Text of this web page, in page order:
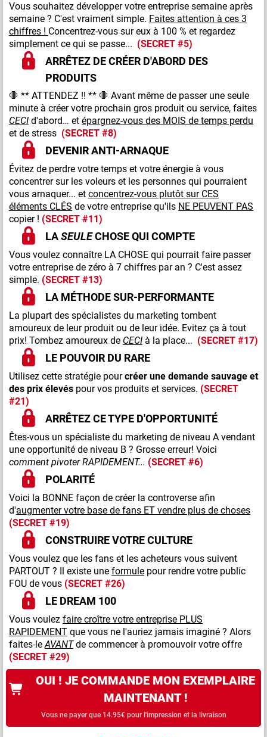
Vous souhaitez développer votre entreprise semaine après
semaine ? C'est vraiment simple. Faites attention à ces 3
chiffres ! Concentrez-vous sur eux à 100 % et regardez
simplement ce qui se passe... (SECRET #5)
ARRÊTEZ DE CRÉER D'ABORD DES
PRODUITS
🛑 ** ATTENDEZ !! ** 🛑 Avant même de passer une seule
minute à créer votre prochain gros produit ou service, faites
CECI d'abord… et épargnez-vous des MOIS de temps perdu
et de stress (SECRET #8)
DEVENIR ANTI-ARNAQUE
Évitez de perdre votre temps et votre énergie à vous
concentrer sur les voleurs et les personnes qui pourraient
vous arnaquer... et concentrez-vous plutôt sur CES
éléments CLÉS de votre entreprise qu'ils NE PEUVENT PAS
copier ! (SECRET #11)
LASEULECHOSE QUI COMPTE
Vous voulez connaître LA CHOSE qui pourrait faire passer
votre entreprise de zéro à 7 chiffres par an ? C'est assez
simple. (SECRET #13)
LA MÉTHODE SUR-PERFORMANTE
La plupart des spécialistes du marketing tombent
amoureux de leur produit ou de leur idée. Evitez ça à tout
prix! Tombez amoureux de CECI à la place... (SECRET #17)
LE POUVOIR DU RARE
Utilisez cette stratégie pourcréer une demande sauvage et
des prix élevés pour vos produits et services. (SECRET
#21)
ARRÊTEZCE TYPE D'OPPORTUNITÉ
Êtes-vous un spécialiste du marketing de niveau A vendant
une opportunité de niveau B ? Grosse erreur! Voici
comment pivoter RAPIDEMENT... (SECRET #6)
POLARITÉ
Voici la BONNE façon de créer la controverse afin
d'augmenter votre base de fans ET vendre plus de choses
(SECRET #19)
CONSTRUIRE VOTRE CULTURE
Vous voulez que les fans et les acheteurs vous suivent
PARTOUT ? Il existe une formule pour rendre votre public
FOU de vous (SECRET #26)
LE DREAM 100
Vous voulez faire croître votre entreprise PLUS
RAPIDEMENT que vous ne l'auriez jamais imaginé ? Alors
faites-leAVANTde commencer à promouvoir votre offre
(SECRET #29)
OUI ! JE COMMANDE MON EXEMPLAIRE
MAINTENANT !
Vous ne payer que 14.95€ pour l'impression et la livraison